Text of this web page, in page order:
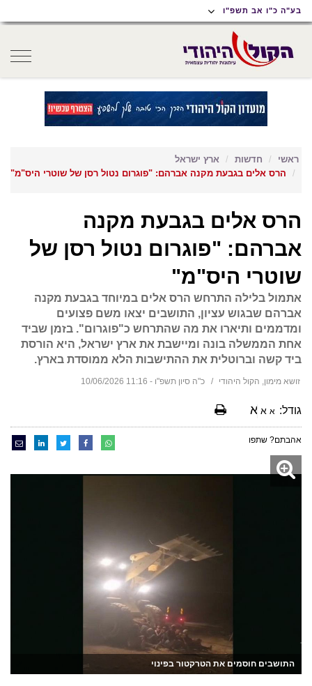
תפריט
נגישות
תפריט
ראשי
תוכן
ראשי
בע"ה כ"ו אב תשפ"ו
ראשי חדשות
ארץ ישראל
הרס אלים בגבעת מקנה אברהם: "פוגרום נטול רסן של שוטרי היס"מ"
הרס אלים בגבעת מקנה
אברהם: "פוגרום נטול רסן של
שוטרי היס"מ"
אתמול בלילה התרחש הרס אלים במיוחד בגבעת מקנה
אברהם שבגוש עציון, התושבים יצאו משם פצועים
ומדממים ותיארו את מה שהתרחש כ"פוגרום". בזמן שביד
אחת הממשלה בונה ומיישבת את ארץ ישראל, היא הורסת
ביד קשה וברוטלית את ההתישבות הלא ממוסדת בארץ.
זושא מימון, הקול היהודי כ"ה סיון תשפ"ו - 11:16 10/06/2026
גודל: א א א
אהבתם? שתפו
התושבים חוסמים את הטרקטור בפינוי